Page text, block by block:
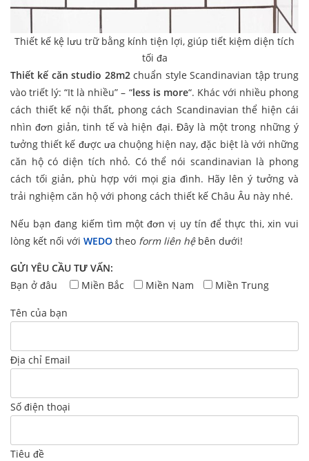
Thiết kế kệ lưu trữ bằng kính tiện lợi, giúp tiết kiệm diện tích
tối đa
Thiết kế căn studio 28m2chuẩn style Scandinavian tập trung
vào triết lý: “It là nhiều” – “less is more“. Khác với nhiều phong
cách thiết kế nội thất, phong cách Scandinavian thể hiện cái
nhìn đơn giản, tinh tế và hiện đại. Đây là một trong những ý
tưởng thiết kế được ưa chuộng hiện nay, đặc biệt là với những
căn hộ có diện tích nhỏ. Có thể nói scandinavian là phong
cách tối giản, phù hợp với mọi gia đình. Hãy lên ý tưởng và
trải nghiệm căn hộ với phong cách thiết kế Châu Âu này nhé.
Nếu bạn đang kiếm tìm một đơn vị uy tín để thực thi, xin vui
lòng kết nối với WEDO theo form liên hệbên dưới!
GỬI YÊU CẦU TƯ VẤN:
Bạn ở đâu
Miền Bắc Miền Nam Miền Trung
Tên của bạn
Địa chỉ Email
Số điện thoại
Tiêu đề